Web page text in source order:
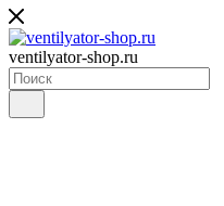
ventilyator-shop.ru